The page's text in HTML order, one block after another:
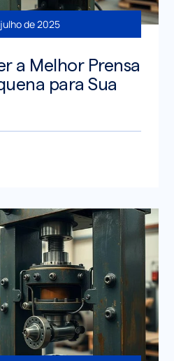
de 2025
a Melhor Prensa
para Sua